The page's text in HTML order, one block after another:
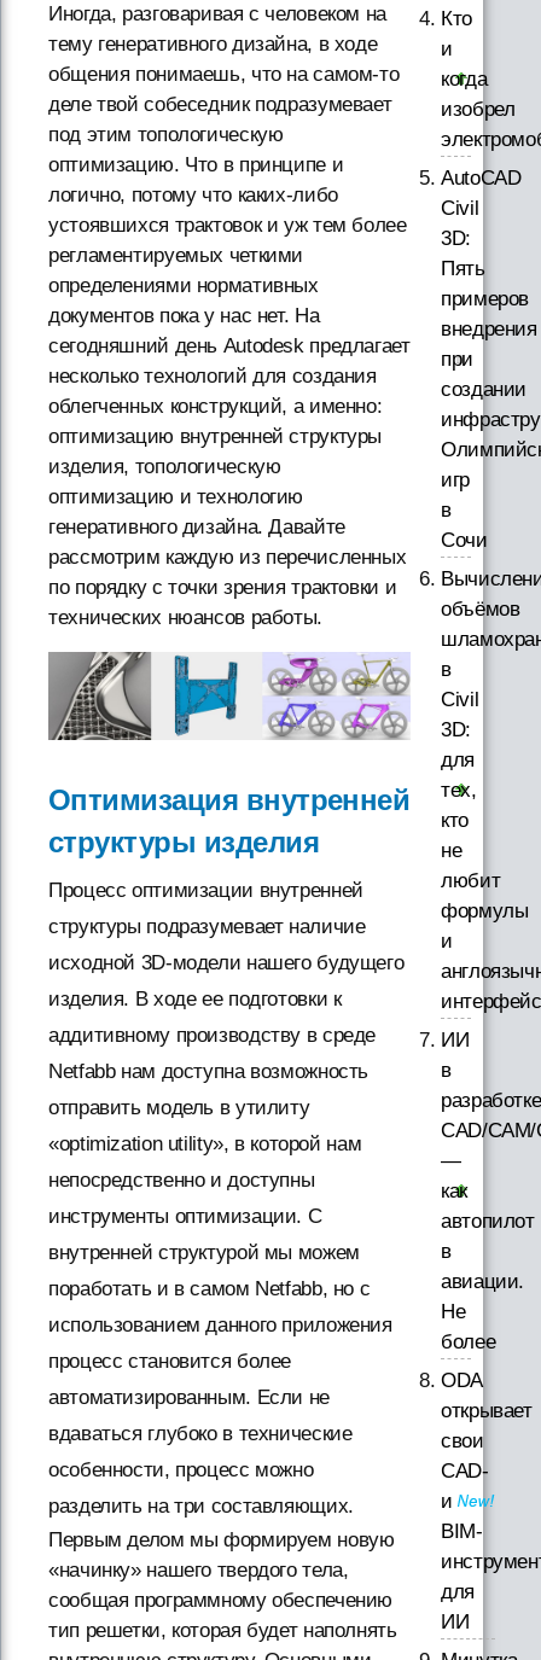
Иногда, разговаривая с человеком на
тему генеративного дизайна, в ходе
общения понимаешь, что на самом-то
деле твой собеседник подразумевает
под этим топологическую
оптимизацию. Что в принципе и
логично, потому что каких-либо
устоявшихся трактовок и уж тем более
регламентируемых четкими
определениями нормативных
документов пока у нас нет. На
сегодняшний день Autodesk предлагает
несколько технологий для создания
облегченных конструкций, а именно:
оптимизацию внутренней структуры
изделия, топологическую
оптимизацию и технологию
генеративного дизайна. Давайте
рассмотрим каждую из перечисленных
по порядку с точки зрения трактовки и
технических нюансов работы.
Оптимизация внутренней
структуры изделия
Процесс оптимизации внутренней
структуры подразумевает наличие
исходной 3D-модели нашего будущего
изделия. В ходе ее подготовки к
аддитивному производству в среде
Netfabb нам доступна возможность
отправить модель в утилиту
«optimization utility», в которой нам
непосредственно и доступны
инструменты оптимизации. С
внутренней структурой мы можем
поработать и в самом Netfabb, но с
использованием данного приложения
процесс становится более
автоматизированным. Если не
вдаваться глубоко в технические
особенности, процесс можно
разделить на три составляющих.
Первым делом мы формируем новую
«начинку» нашего твердого тела,
сообщая программному обеспечению
тип решетки, которая будет наполнять
Кто
и
когда
изобрел
AutoCAD
Civil
3D:
Пять
примеров
внедрения
при
создании
игр
в
Сочи
объёмов
в
Civil
3D:
для
тех,
кто
не
любит
формулы
и
ИИ
в
разработке
CAD/
—
как
автопилот
в
авиации.
Не
более
ODA
открывает
свои
CAD-
и
BIM-
для
ИИ